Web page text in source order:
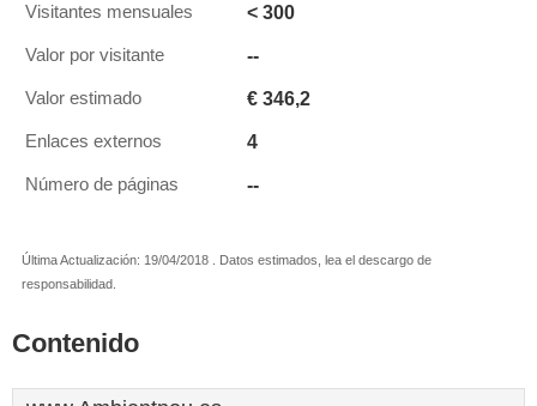
Visitantes mensuales < 300
Valor por visitante --
Valor estimado € 346,2
Enlaces externos 4
Número de páginas --
Última Actualización: 19/04/2018 . Datos estimados, lea el descargo de
responsabilidad.
Contenido